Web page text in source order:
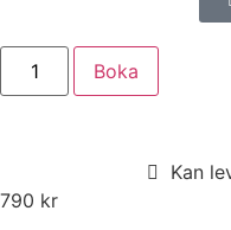
Boka
Kan
790 kr